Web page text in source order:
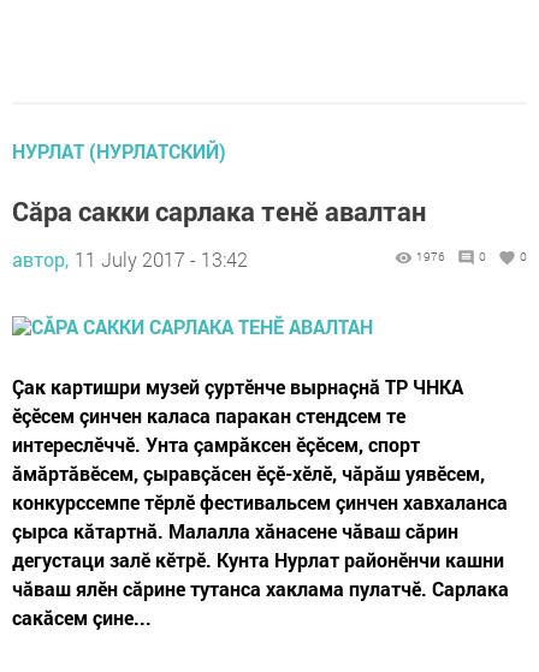
НУРЛАТ (НУРЛАТСКИЙ)
Сăра сакки сарлака тенӗ авалтан
автор, 11 July 2017 - 13:42 1976 0 0
Çак картишри музей çуртӗнче вырнаçнă ТР ЧНКА
ӗçӗсем çинчен каласа паракан стендсем те
интереслӗччӗ. Унта çамрăксен ӗçӗсем, спорт
ăмăртăвӗсем, çыравçăсен ӗçӗ-хӗлӗ, чăрăш уявӗсем,
конкурссемпе тӗрлӗ фестивальсем çинчен хавхаланса
çырса кăтартнă. Малалла хăнасене чăваш сăрин
дегустаци залӗ кӗтрӗ. Кунта Нурлат районӗнчи кашни
чăваш ялӗн сăрине тутанса хаклама пулатчӗ. Сарлака
сакăсем çине...